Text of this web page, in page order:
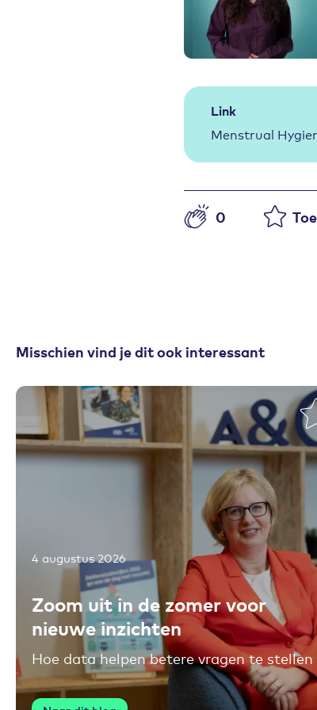
Link
Menstrual
Aantal likes
0
Misschien vind je dit ook interessant
Toevoegen aan favorieten
4 augustus 2026
Zoom uit in de zomer voor
nieuwe inzichten
Hoe data helpen betere vragen te stellen